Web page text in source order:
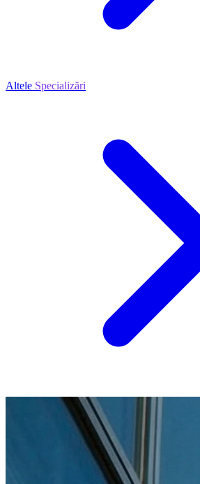
Altele Specializări